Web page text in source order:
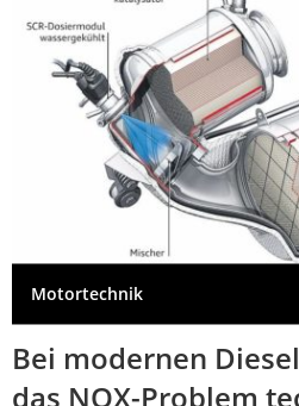
Motortechnik
Bei modernen
das NOX-Problem